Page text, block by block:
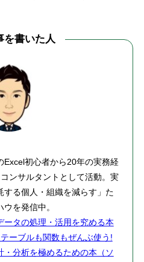
を書いた人
Excel初心者から20年の実務経
ンサルタントとして活動。実
する個人・組織を減らす」た
を発信中。
ータの処理・活用を究める本
ーブルも関数もぜんぶ使う!
・分析を極めるための本（ソ